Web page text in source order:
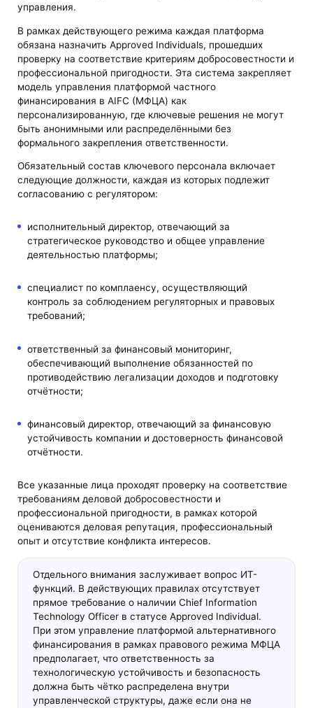
управления.
В рамках действующего режима каждая платформа
обязана назначить Approved Individuals, прошедших
проверку на соответствие критериям добросовестности и
профессиональной пригодности. Эта система закрепляет
модель управления платформой частного
финансирования в AIFC (МФЦА) как
персонализированную, где ключевые решения не могут
быть анонимными или распределёнными без
формального закрепления ответственности.
Обязательный состав ключевого персонала включает
следующие должности, каждая из которых подлежит
согласованию с регулятором:
исполнительный директор, отвечающий за
стратегическое руководство и общее управление
деятельностью платформы;
специалист по комплаенсу, осуществляющий
контроль за соблюдением регуляторных и правовых
требований;
ответственный за финансовый мониторинг,
обеспечивающий выполнение обязанностей по
противодействию легализации доходов и подготовку
отчётности;
финансовый директор, отвечающий за финансовую
устойчивость компании и достоверность финансовой
отчётности.
Все указанные лица проходят проверку на соответствие
требованиям деловой добросовестности и
профессиональной пригодности, в рамках которой
оцениваются деловая репутация, профессиональный
опыт и отсутствие конфликта интересов.
Отдельного внимания заслуживает вопрос ИТ-
функций. В действующих правилах отсутствует
прямое требование о наличии Chief Information
Technology Officer в статусе Approved Individual.
При этом управление платформой альтернативного
финансирования в рамках правового режима МФЦА
предполагает, что ответственность за
технологическую устойчивость и безопасность
должна быть чётко распределена внутри
управленческой структуры, даже если она не